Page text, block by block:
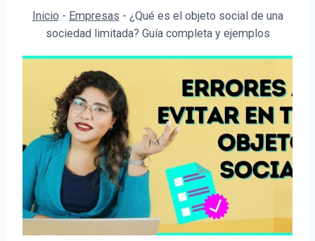
Inicio - Empresas - ¿Qué es el objeto social de una
sociedad limitada? Guía completa y ejemplos